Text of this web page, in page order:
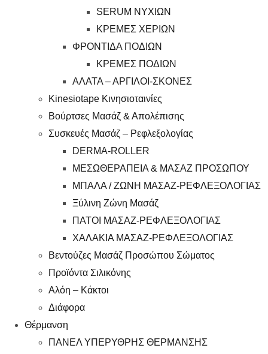
SERUM ΝΥΧΙΩΝ
ΚΡΕΜΕΣ ΧΕΡΙΩΝ
ΦΡΟΝΤΙΔΑ ΠΟΔΙΩΝ
ΚΡΕΜΕΣ ΠΟΔΙΩΝ
ΑΛΑΤΑ – ΑΡΓΙΛΟΙ-ΣΚΟΝΕΣ
Kinesiotape Κινησιοταινίες
Βούρτσες Μασάζ & Απολέπισης
Συσκευές Μασάζ – Ρεφλεξολογίας
DERMA-ROLLER
ΜΕΣΩΘΕΡΑΠΕΙΑ & ΜΑΣΑΖ ΠΡΟΣΩΠΟΥ
ΜΠΑΛΑ / ΖΩΝΗ ΜΑΣΑΖ-ΡΕΦΛΕΞΟΛΟΓΙΑΣ
Ξύλινη Ζώνη Μασάζ
ΠΑΤΟΙ ΜΑΣΑΖ-ΡΕΦΛΕΞΟΛΟΓΙΑΣ
ΧΑΛΑΚΙΑ ΜΑΣΑΖ-ΡΕΦΛΕΞΟΛΟΓΙΑΣ
Βεντούζες Μασάζ Προσώπου Σώματος
Προϊόντα Σιλικόνης
Αλόη – Κάκτοι
Διάφορα
Θέρμανση
ΠΑΝΕΛ ΥΠΕΡΥΘΡΗΣ ΘΕΡΜΑΝΣΗΣ